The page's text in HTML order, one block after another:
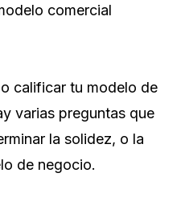
comercial
calificar tu modelo de
varias preguntas que
la solidez, o la
de negocio.